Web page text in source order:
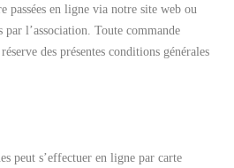
passées en ligne via notre site web ou
par l’association. Toute commande
des présentes conditions générales
peut s’effectuer en ligne par carte